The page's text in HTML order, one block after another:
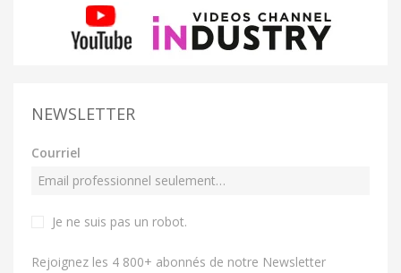
NEWSLETTER
Courriel
Je ne suis pas un robot.
Rejoignez les 4 800+ abonnés de notre Newsletter